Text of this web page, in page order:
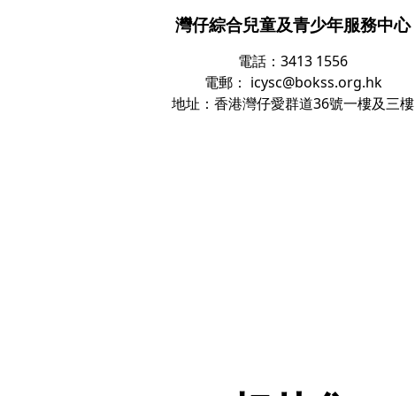
灣仔綜合兒童及青少年服務中心
電話：3413 1556
電郵： icysc@bokss.org.hk
地址：香港灣仔愛群道36號一樓及三樓